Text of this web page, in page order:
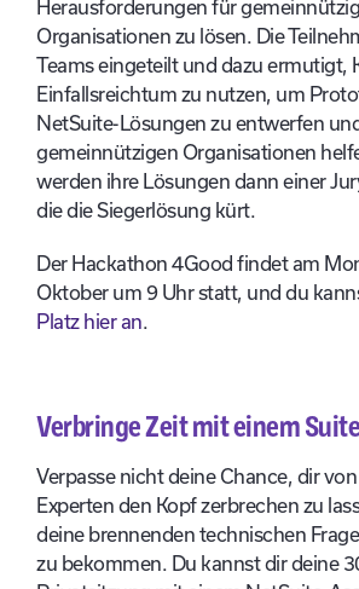
Herausforderungen für
Organisationen zu lösen. Die
Teams eingeteilt und dazu ermutigt,
Einfallsreichtum zu nutzen, um
NetSuite-Lösungen zu entwerfen
gemeinnützigen Organisationen
werden ihre Lösungen dann einer
die die Siegerlösung kürt.
Der Hackathon 4Good findet am
Oktober um 9 Uhr statt, und du
Platz hier an.
Verbringe Zeit mit einem
Verpasse nicht deine Chance, dir
Experten den Kopf zerbrechen zu
deine brennenden technischen
zu bekommen. Du kannst dir deine